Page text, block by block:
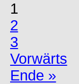
1
2
3
Vorwärts
Ende »